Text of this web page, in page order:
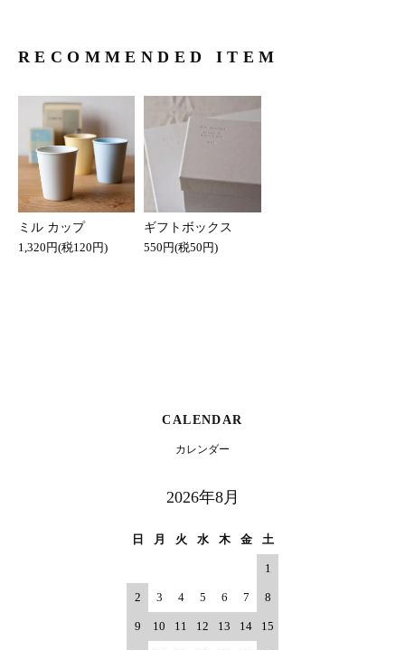
RECOMMENDED ITEM
ミル カップ
1,320円(税120円)
ギフトボックス
550円(税50円)
CALENDAR
カレンダー
2026年8月
日 月 火 水 木 金 土
1
2 3 4 5 6 7 8
9 10 11 12 13 14 15